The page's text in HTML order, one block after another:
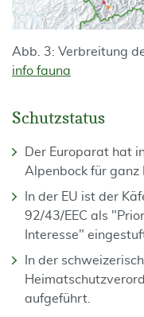
Abb. 3: Verbreitung
info fauna
Schutzstatus
Der Europarat hat
Alpenbock für ganz
In der EU ist der
92/43/EEC als
Interesse"
In der
aufgeführt.